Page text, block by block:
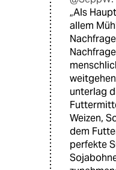
„Als
allem
unterlag
Weizen,
dem
perfekte